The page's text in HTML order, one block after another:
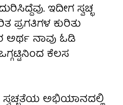
ಇದೀಗ ಸ್ವಚ್ಛ
ಪ್ರಗತಿಗಳ ಕುರಿತು
ಅರ್ಥ ನಾವು ಓಡಿ
ಕೆಲಸ
ಸ್ವಚ್ಛತೆಯ ಅಭಿಯಾನದಲ್ಲಿ